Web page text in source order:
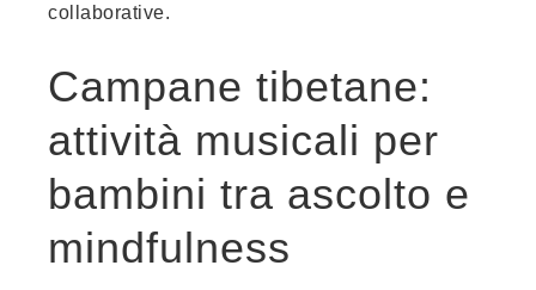
collaborative.
Campane tibetane:
attività musicali per
bambini tra ascolto e
mindfulness